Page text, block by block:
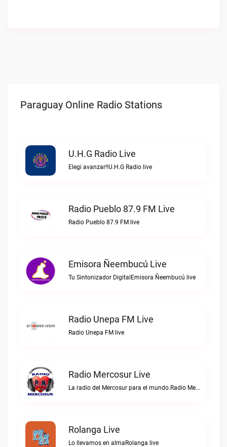
Paraguay Online Radio Stations
U.H.G Radio Live
Elegi avanzar!!U.H.G Radio live
Radio Pueblo 87.9 FM Live
Radio Pueblo 87.9 FM live
Emisora Ñeembucú Live
Tu Sintonizador DigitalEmisora Ñeembucú live
Radio Unepa FM Live
Radio Unepa FM live
Radio Mercosur Live
La radio del Mercosur para el mundo.Radio Mercosur live
Rolanga Live
Lo llevamos en almaRolanga live